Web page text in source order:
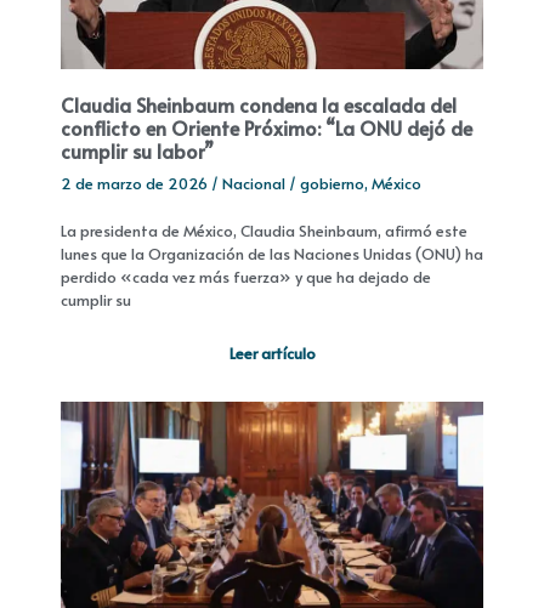
Claudia Sheinbaum condena la escalada del
conflicto en Oriente Próximo: “La ONU dejó de
cumplir su labor”
2 de marzo de 2026 / Nacional / gobierno, México
La presidenta de México, Claudia Sheinbaum, afirmó este
lunes que la Organización de las Naciones Unidas (ONU) ha
perdido «cada vez más fuerza» y que ha dejado de
cumplir su
Leer artículo